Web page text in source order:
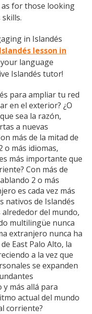
for those looking
in Islandés
lesson in
language
Islandés tutor!
para ampliar tu red
en el exterior? ¿O
sea la razón,
a nuevas
más de la mitad de
o más idiomas,
más importante que
Con más de
2 o más
es cada vez más
nativos de Islandés
del mundo,
multilingüe nunca
extranjero nunca ha
East Palo Alto, la
a la vez que
se expanden
más allá para
actual del mundo
corriente?